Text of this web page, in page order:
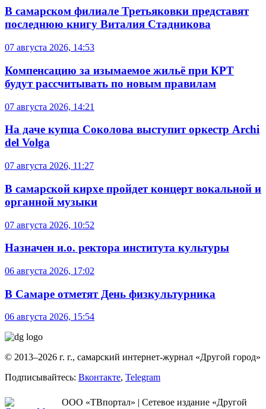
В самарском филиале Третьяковки представят
последнюю книгу Виталия Стадникова
07 августа 2026, 14:53
Компенсацию за изымаемое жильё при КРТ
будут рассчитывать по новым правилам
07 августа 2026, 14:21
На даче купца Соколова выступит оркестр Archi
del Volga
07 августа 2026, 11:27
В самарской кирхе пройдет концерт вокальной и
органной музыки
07 августа 2026, 10:52
Назначен и.о. ректора института культуры
06 августа 2026, 17:02
В Самаре отметят День физкультурника
06 августа 2026, 15:54
© 2013–2026 г. г., самарский интернет-журнал «Другой город»
Подписывайтесь: Вконтакте, Telegram
ООО «ТВпортал» | Сетевое издание «Другой